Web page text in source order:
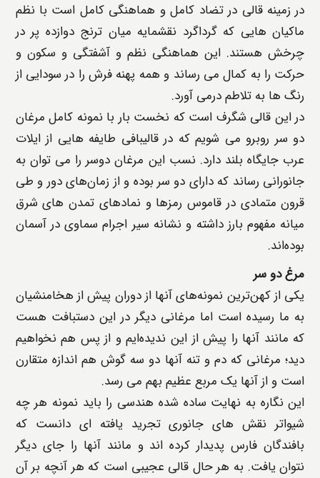
در زمینه قالی در تضاد کامل و هماهنگی کامل است با نظم
ماکیان هایی که گرداگرد نقشمایه میان ترنج دوازده پر در
چرخش هستند. این هماهنگی نظم و آشفتگی و سکون و
حرکت را به کمال می رساند و همه پهنه فرش را در سودایی از
رنگ ها به تلاطم درمی آورد.
در این قالی شگرف است که نخست بار با نمونه کامل مرغان
دو سر روبرو می شویم که در قالیبافی طایفه هایی از ایلات
عرب جایگاه بلند دارد. نسب این مرغان دوسر را می توان به
جانورانی رساند که دارای دو سر بوده و از زمان‌های دور و طی
قرون متمادی در قاموس رمزها و نمادهای تمدن های شرق
میانه مفهوم بارز داشته و نشانه سیر اجرام سماوی در آسمان
بوده‌اند.
مرغ دو سر
یکی از کهن‌ترین نمونه‌های آنها از دوران پیش از هخامنشیان
به ما رسیده است اما مرغانی دیگر در این دستبافت هست
که مانند آنها را پیش از این ندیده‌ایم و از پس هم نخواهیم
دید؛ مرغانی که دم و تنه آنها دو سه گوش هم اندازه متقارن
است و از آنها یک مربع عظیم بهم می رسد.
این نگاره به نهایت ساده شده هندسی را باید نمونه هر چه
شیواتر نقش های جانوری تجرید یافته ای دانست که
بافندگان فارس پدیدار کرده اند و مانند آنها را جای دیگر
نتوان یافت. به هر حال قالی عجیبی است که هر آنچه بر آن